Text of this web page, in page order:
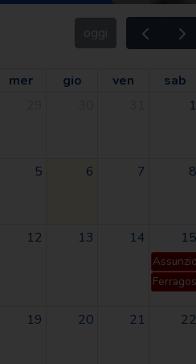
oggi
mer gio ven
sab
1
5 6 7 8
12 13 14 15
19 20 21 22